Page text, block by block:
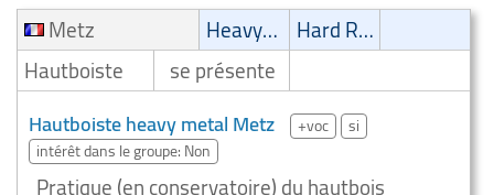
Metz
Heavy-Metal
Hard Rock/Stoner
Hautboiste
se présente
Hautboiste heavy metal Metz +voc
si
intérêt dans le groupe: Non